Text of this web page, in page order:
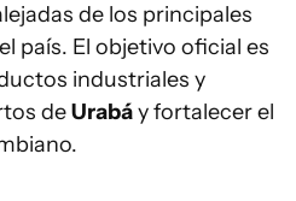
de los principales
país. El objetivo oficial es
industriales y
deUrabáy fortalecer el